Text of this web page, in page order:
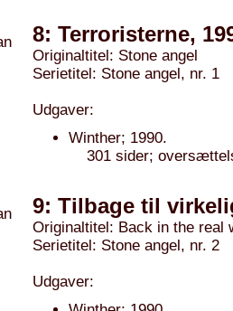
8: Terroristerne,
Originaltitel: Stone angel
Serietitel: Stone angel, nr. 1
Udgaver:
Winther; 1990.
301 sider;
9: Tilbage til
Originaltitel: Back in the real
Serietitel: Stone angel, nr. 2
Udgaver: